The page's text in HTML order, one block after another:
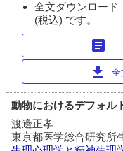
全文ダウンロード
(税込) です。
article
download 全
動物におけるデフォル
渡邊正孝
東京都医学総合研究所